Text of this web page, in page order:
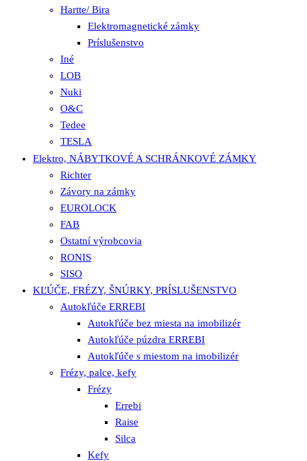
Hartte/ Bira
Elektromagnetické zámky
Príslušenstvo
Iné
LOB
Nuki
O&C
Tedee
TESLA
Elektro, NÁBYTKOVÉ A SCHRÁNKOVÉ ZÁMKY
Richter
Závory na zámky
EUROLOCK
FAB
Ostatní výrobcovia
RONIS
SISO
KĽÚČE, FRÉZY, ŠNÚRKY, PRÍSLUŠENSTVO
Autokľúče ERREBI
Autokľúče bez miesta na imobilizér
Autokľúče púzdra ERREBI
Autokľúče s miestom na imobilizér
Frézy, palce, kefy
Frézy
Errebi
Raise
Silca
Kefy